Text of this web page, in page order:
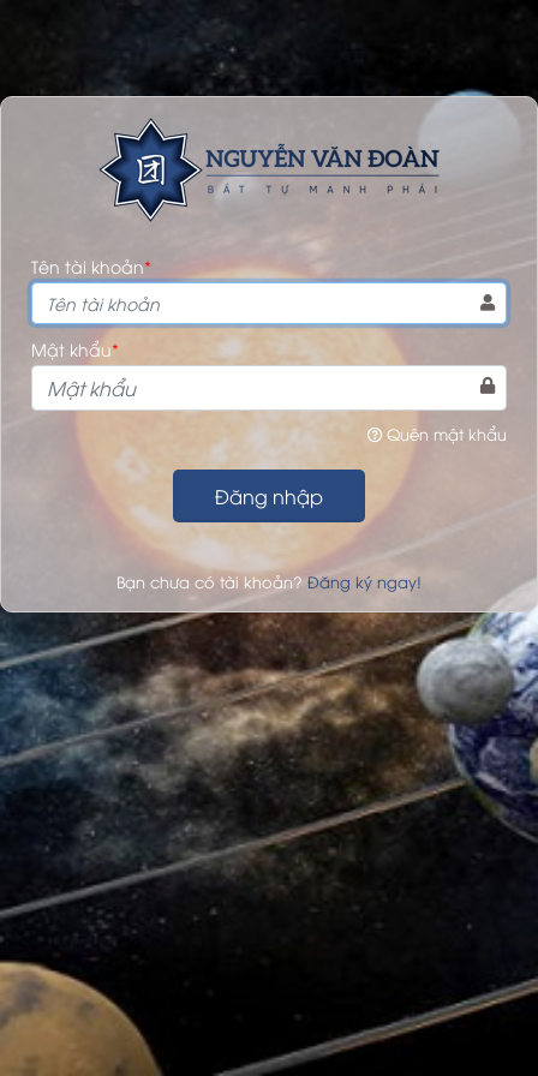
Tên tài khoản*
Mật khẩu*
Quên mật khẩu
Đăng nhập
Bạn chưa có tài khoản? Đăng ký ngay!